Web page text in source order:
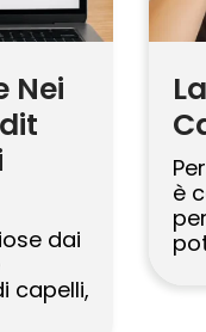
Nei
dai
capelli,
è